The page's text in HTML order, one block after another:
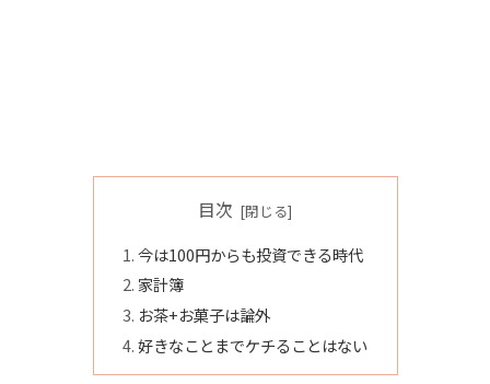
目次
今は100円からも投資できる時代
家計簿
お茶+お菓子は論外
好きなことまでケチることはない